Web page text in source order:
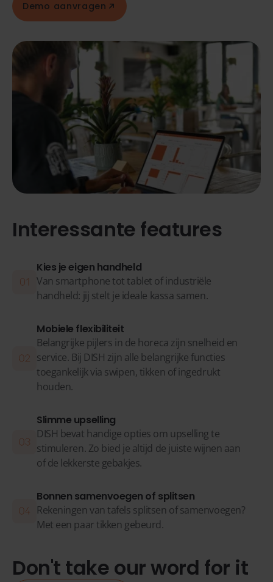
Demo aanvragen
Interessante features
Kies je eigen handheld
Van smartphone tot tablet of industriële
handheld: jij stelt je ideale kassa samen.
Mobiele flexibiliteit
Belangrijke pijlers in de horeca zijn snelheid en
service. Bij DISH zijn alle belangrijke functies
toegankelijk via swipen, tikken of ingedrukt
houden.
Slimme upselling
DISH bevat handige opties om upselling te
stimuleren. Zo bied je altijd de juiste wijnen aan
of de lekkerste gebakjes.
Bonnen samenvoegen of splitsen
Rekeningen van tafels splitsen of samenvoegen?
Met een paar tikken gebeurd.
Don't take our word for it